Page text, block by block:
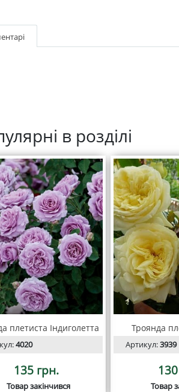
в розділі
плетиста Індиголетта
4020
135 грн.
Товар закінчився
Троянда
Артикул:3939
Товар